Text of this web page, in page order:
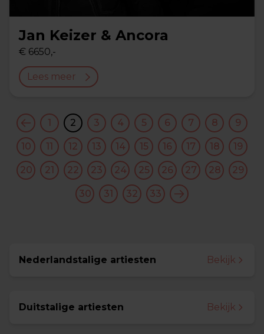
Jan Keizer & Ancora
€ 6650,-
Lees meer
1 2 3 4 5 6 7 8 9
10 11 12 13 14 15 16 17 18 19
20 21 22 23 24 25 26 27 28 29
30 31 32 33
Nederlandstalige artiesten Bekijk
Duitstalige artiesten Bekijk